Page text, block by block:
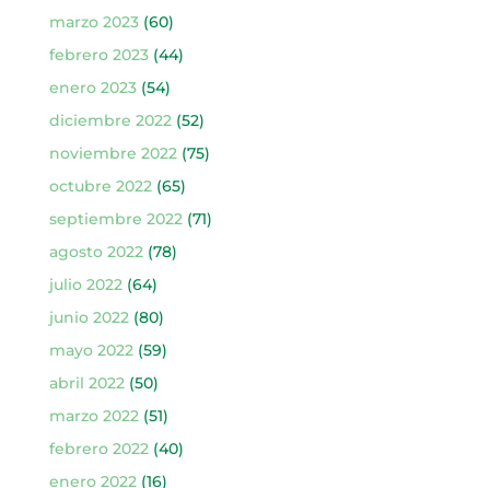
marzo 2023(60)
febrero 2023(44)
enero 2023(54)
diciembre 2022(52)
noviembre 2022(75)
octubre 2022(65)
septiembre 2022(71)
agosto 2022(78)
julio 2022(64)
junio 2022(80)
mayo 2022(59)
abril 2022(50)
marzo 2022(51)
febrero 2022(40)
enero 2022(16)